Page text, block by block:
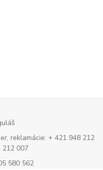
reklamácie: + 421 948 212
212 007
580 562